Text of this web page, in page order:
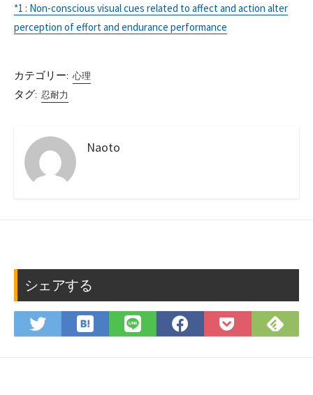
*1 : Non-conscious visual cues related to affect and action alter
perception of effort and endurance performance
カテゴリー: 心理
タグ: 忍耐力
Naoto
シェアする
Twitter
で
は
て
LINE
で
Facebook
で
Pocket
に
で